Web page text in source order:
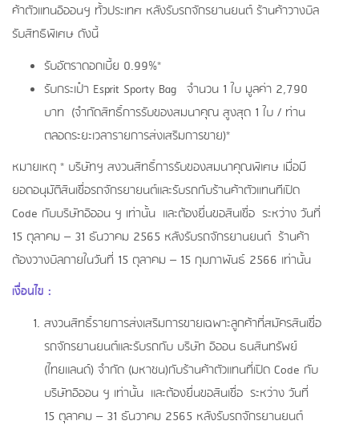
ค้าตัวแทนอิออนฯ ทั้วประเทศ หลังรับรถจักรยานยนต์ ร้านค้าวางบิล
รับสิทธิพิเศษ ดังนี้
รับอัตราดอกเบี้ย 0.99%*
รับกระเป๋า Esprit Sporty Bag จำนวน 1 ใบ มูลค่า 2,790
บาท (จำกัดสิทธิ์การรับของสมนาคุณ สูงสุด 1 ใบ / ท่าน
ตลอดระยะเวลารายการส่งเสริมการขาย)*
หมายเหตุ * บริษัทฯ สงวนสิทธิ์การรับของสมนาคุณพิเศษ เมื่อมี
ยอดอนุมัติสินเชื่อรถจักรยายนต์และรับรถกับร้านค้าตัวแทนทีเปิด
Code กับบริษัทอิออน ฯ เท่านั้น และต้องยื่นขอสินเชื่อ ระหว่าง วันที่
15 ตุลาคม – 31 ธันวาคม 2565 หลังรับรถจักรยานยนต์ ร้านค้า
ต้องวางบิลภายในวันที่ 15 ตุลาคม – 15 กุมภาพันธ์ 2566 เท่านั้น
เงื่อนไข :
สงวนสิทธิ์รายการส่งเสริมการขายเฉพาะลูกค้าที่สมัครสินเชื่อ
รถจักรยานยนต์และรับรถกับ บริษัท อิออน ธนสินทรัพย์
(ไทยแลนด์) จำกัด (มหาชน)กับร้านค้าตัวแทนที่เปิด Code กับ
บริษัทอิออน ฯ เท่านั้น และต้องยื่นขอสินเชื่อ ระหว่าง วันที่
15 ตุลาคม – 31 ธันวาคม 2565 หลังรับรถจักรยานยนต์